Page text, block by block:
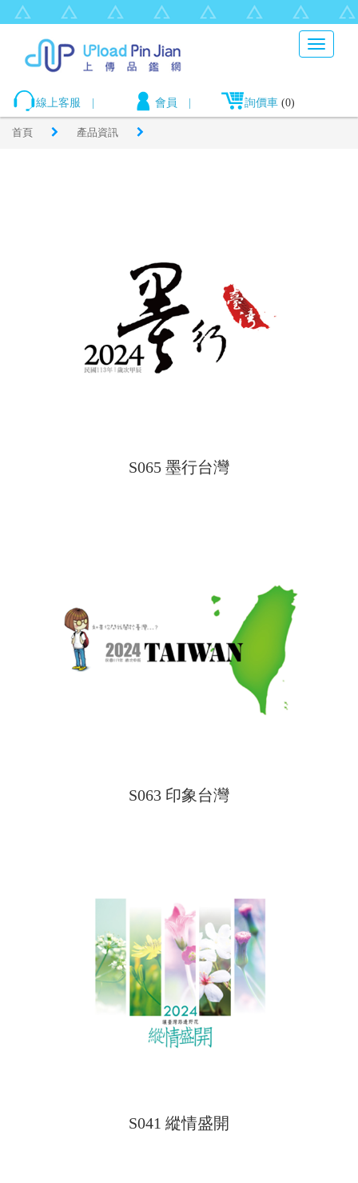
Toggle
線上客服 會員 詢價車 (0)
首頁 產品資訊
S065 墨行台灣
S063 印象台灣
S041 縱情盛開